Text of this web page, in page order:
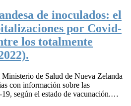
de inoculados: el
por Covid-
los totalmente
de Salud de Nueva Zelanda
con información sobre las
según el estado de vacunación.…